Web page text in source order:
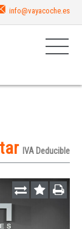
info@vayacoche.es
IVA Deducible